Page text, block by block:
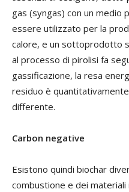
gas (syngas) con un medio
essere utilizzato per la
calore, e un sottoprodotto
al processo di pirolisi fa
gassificazione, la resa
residuo è
differente.
Carbon negative
Esistono quindi biochar
combustione e dei